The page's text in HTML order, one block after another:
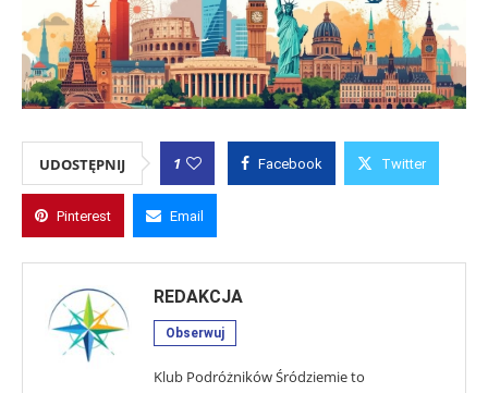
UDOSTĘPNIJ 1 Facebook Twitter
Pinterest Email
REDAKCJA
Obserwuj
Klub Podróżników Śródziemie to